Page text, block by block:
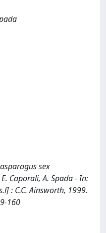
sex
Caporali, A. Spada - In:
: C.C. Ainsworth, 1999.
160